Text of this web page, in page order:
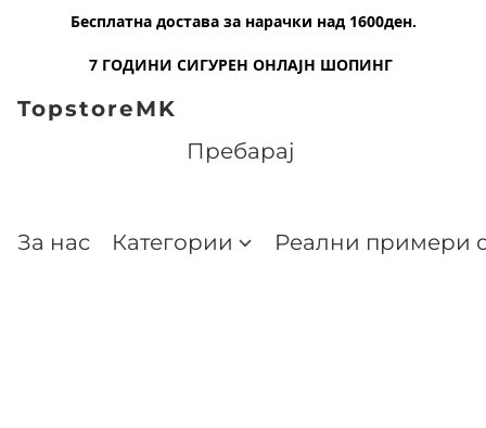
Бесплатна достава за нарачки над 1600ден.
7 ГОДИНИ СИГУРЕН ОНЛАЈН ШОПИНГ
TopstoreMK
За нас Категории Реални примери